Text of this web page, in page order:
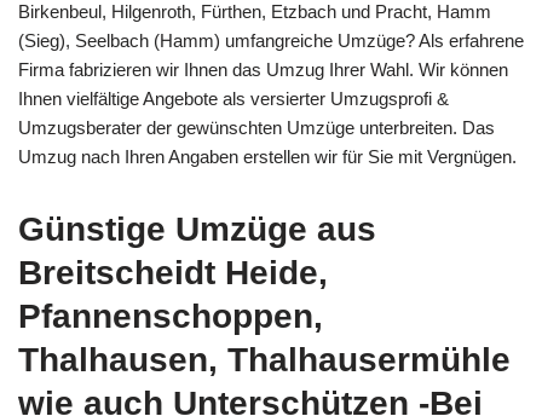
Birkenbeul, Hilgenroth, Fürthen, Etzbach und Pracht, Hamm
(Sieg), Seelbach (Hamm) umfangreiche Umzüge? Als erfahrene
Firma fabrizieren wir Ihnen das Umzug Ihrer Wahl. Wir können
Ihnen vielfältige Angebote als versierter Umzugsprofi &
Umzugsberater der gewünschten Umzüge unterbreiten. Das
Umzug nach Ihren Angaben erstellen wir für Sie mit Vergnügen.
Günstige Umzüge aus
Breitscheidt Heide,
Pfannenschoppen,
Thalhausen, Thalhausermühle
wie auch Unterschützen -Bei